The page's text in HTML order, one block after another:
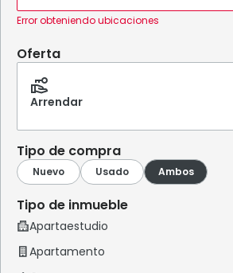
Error obteniendo ubicaciones
Oferta
Arrendar
Tipo de compra
Tipo de inmueble